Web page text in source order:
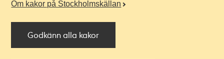
Om kakor på Stockholmskällan
Godkänn alla kakor